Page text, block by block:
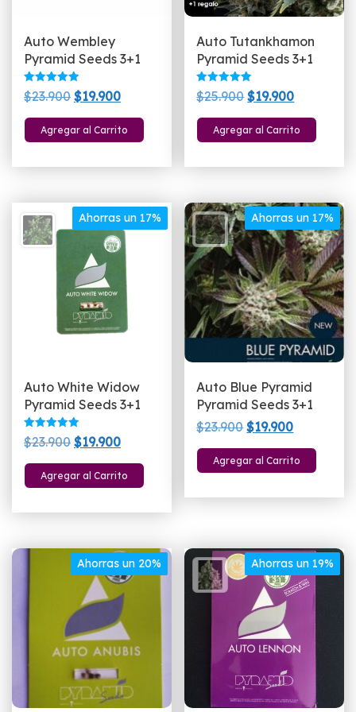
Auto Wembley
Pyramid Seeds 3+1
Valorado
con
de 5
$23.900 El
precio
original
$19.900El
precio
actual
Agregar al Carrito
Auto Tutankhamon
Pyramid Seeds 3+1
Valorado
con
de 5
$25.900El
precio
original
$19.900El
precio
actual
Agregar al Carrito
Ahorras un 17%
Auto White Widow
Pyramid Seeds 3+1
Valorado
con
de 5
$23.900 El
precio
original
$19.900El
precio
actual
Agregar al Carrito
Ahorras un 17%
Auto Blue Pyramid
Pyramid Seeds 3+1
$23.900El
precio
original
$19.900El
precio
actual
Agregar al Carrito
Ahorras un 20% Ahorras un 19%